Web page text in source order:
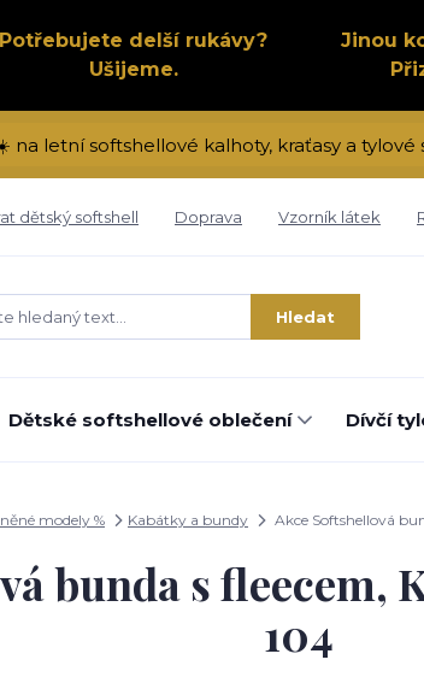
Potřebujete delší rukávy?
Ušijeme.
Jinou
na letní softshellové kalhoty, kraťasy a tylové
dětský softshell Doprava Vzorník látek
Hledat
Dětské softshellové oblečení Dívčí
modely % Kabátky a bundy Akce Softshellová
bunda s fleecem,
104